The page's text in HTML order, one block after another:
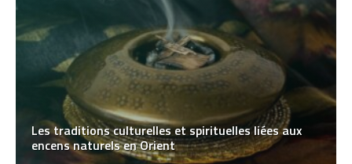
Les traditions culturelles et spirituelles liées aux
encens naturels en Orient